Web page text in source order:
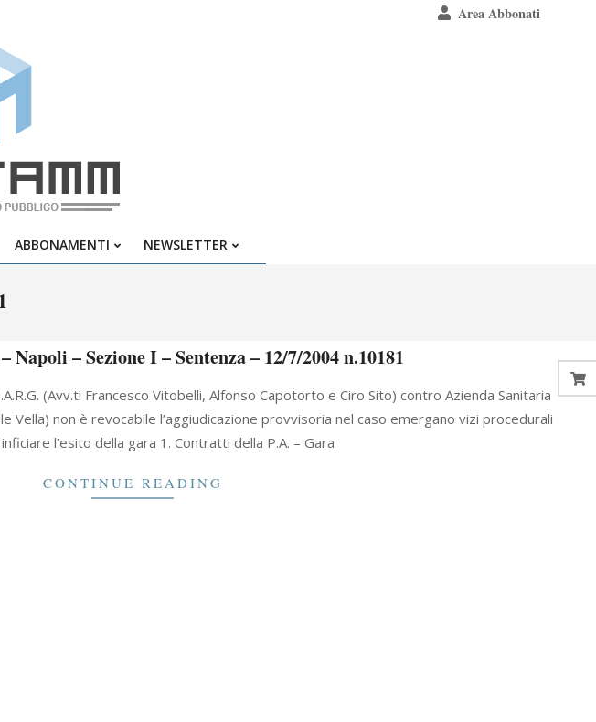
Area Abbonati
ABBONAMENTI NEWSLETTER
Napoli – Sezione I – Sentenza – 12/7/2004 n.10181
(Avv.ti Francesco Vitobelli, Alfonso Capotorto e Ciro Sito) contro Azienda Sanitaria
Vella) non è revocabile l’aggiudicazione provvisoria nel caso emergano vizi procedurali
l’esito della gara 1. Contratti della P.A. – Gara
CONTINUE READING